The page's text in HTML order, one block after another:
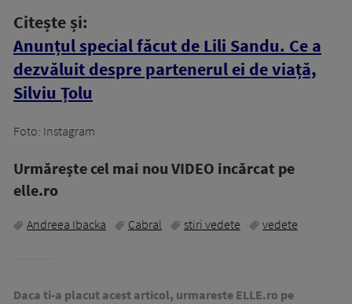
Citește și:
Anunțul special făcut de Lili Sandu. Ce a
dezvăluit despre partenerul ei de viață,
Silviu Țolu
Foto: Instagram
Urmăreşte cel mai nou VIDEO incărcat pe
elle.ro
Andreea Ibacka Cabral stiri vedete vedete
Daca ti-a placut acest articol, urmareste ELLE.ro pe